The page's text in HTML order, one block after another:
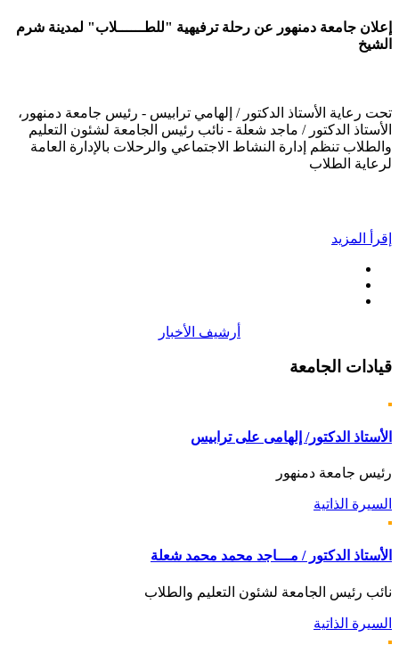
إعلان جامعة دمنهور عن رحلة ترفيهية "للطــــــلاب" لمدينة شرم
الشيخ
تحت رعاية الأستاذ الدكتور / إلهامي ترابيس - رئيس جامعة دمنهور،
الأستاذ الدكتور / ماجد شعلة - نائب رئيس الجامعة لشئون التعليم
والطلاب تنظم إدارة النشاط الاجتماعي والرحلات بالإدارة العامة
لرعاية الطلاب
إقرأ المزيد
أرشيف الأخبار
قيادات الجامعة
الأستاذ الدكتور/ إلهامى على ترابيس
رئيس جامعة دمنهور
السيرة الذاتية
الأستاذ الدكتور / مـــاجد محمد محمد شعلة
نائب رئيس الجامعة لشئون التعليم والطلاب
السيرة الذاتية